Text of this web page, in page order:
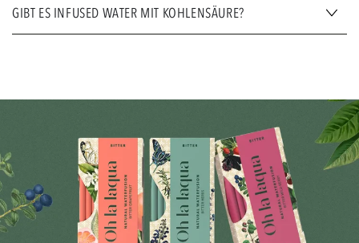
GIBT ES INFUSED WATER MIT KOHLENSÄURE?